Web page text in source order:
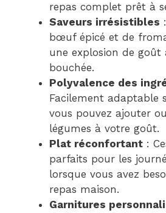
repas complet prêt à
Saveurs irrésistibles
bœuf épicé et de
une explosion de goût
bouchée.
Polyvalence des
Facilement adaptable
vous pouvez ajouter
légumes à votre goût.
Plat réconfortant :
parfaits pour les
lorsque vous avez
repas maison.
Garnitures